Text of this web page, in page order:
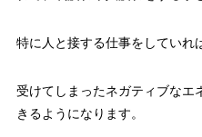
特に人と接する仕事をしていれ
受けてしまったネガティブなエ
きるようになります。